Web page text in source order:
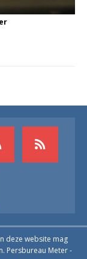
deze website mag
Persbureau Meter -